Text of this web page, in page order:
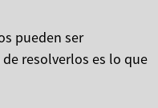
pueden ser
resolverlos es lo que